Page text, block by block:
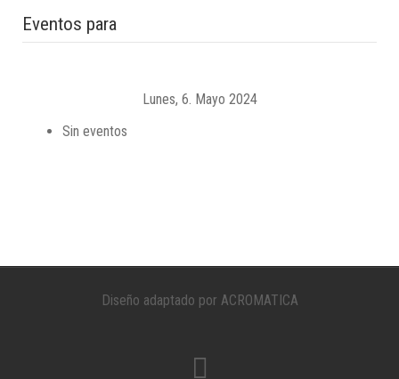
Eventos para
Lunes, 6. Mayo 2024
Sin eventos
Diseño adaptado por ACROMATICA